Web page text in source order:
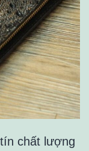
chất lượng